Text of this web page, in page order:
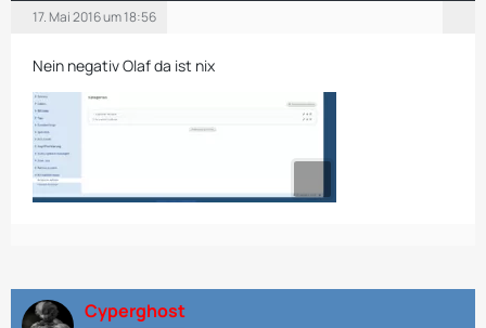
17. Mai 2016 um 18:56
Nein negativ Olaf da ist nix
Cyperghost